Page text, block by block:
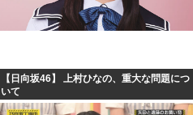
【原爆の日】へい
みい山、あんだ
週刊少年ジャンプ
日本人「うちの犬
【日向坂46】 上村ひなの、重大な問題につ
いて